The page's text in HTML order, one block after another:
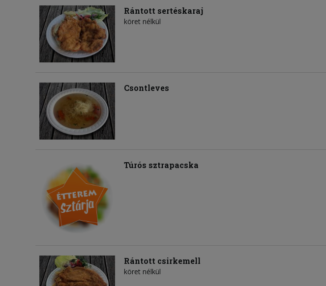
Rántott sertéskaraj
köret nélkül
Csontleves
Túrós sztrapacska
Rántott csirkemell
köret nélkül